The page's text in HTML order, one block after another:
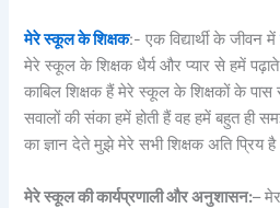
मेरे स्कूल के शिक्षक:- एक विद्यार्थी के जीवन में
मेरे स्कूल के शिक्षक धैर्य और प्यार से हमें
काबिल शिक्षक हैं मेरे स्कूल के शिक्षकों के पास
सवालों की संका हमें होती हैं वह हमें बहुत ही
का ज्ञान देते मुझे मेरे सभी शिक्षक अति प्रिय
मेरे स्कूल की कार्यप्रणाली और अनुशासन:–